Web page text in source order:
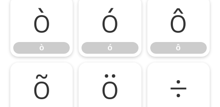
ò
ò
ó
ó
ô
ô
õ ö ÷